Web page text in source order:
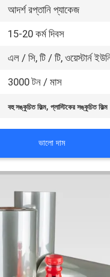
আদর্শ রপ্তানি প্যাকেজ
15-20 কর্ম দিবস
এল / সি, টি / টি, ওয়েস্টার্ন
3000 টন / মাস
বহু সঙ্কুচিত ফিল্ম,প্লাস্টিকের সঙ্কুচিত ফিল্ম
ভালো দাম